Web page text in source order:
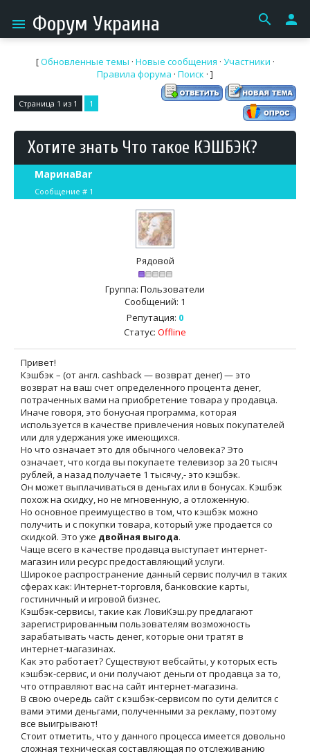
menu Форум Украина search person
[Обновленные темы · Новые сообщения · Участники ·
Правила форума · Поиск · ]
Страница 1 из 1 1
Хотите знать Что такое КЭШБЭК?
МаринаBar
Сообщение # 1
Рядовой
Группа: Пользователи
Сообщений: 1
Репутация: 0
Статус: Offline
Привет!
Кэшбэк – (от англ. cashback — возврат денег) — это
возврат на ваш счет определенного процента денег,
потраченных вами на приобретение товара у продавца.
Иначе говоря, это бонусная программа, которая
используется в качестве привлечения новых покупателей
или для удержания уже имеющихся.
Но что означает это для обычного человека? Это
означает, что когда вы покупаете телевизор за 20 тысяч
рублей, а назад получаете 1 тысячу,- это кэшбэк.
Он может выплачиваться в деньгах или в бонусах. Кэшбэк
похож на скидку, но не мгновенную, а отложенную.
Но основное преимущество в том, что кэшбэк можно
получить и с покупки товара, который уже продается со
скидкой. Это уже двойная выгода.
Чаще всего в качестве продавца выступает интернет-
магазин или ресурс предоставляющий услуги.
Широкое распространение данный сервис получил в таких
сферах как: Интернет-торговля, банковские карты,
гостиничный и игровой бизнес.
Кэшбэк-сервисы, такие как ЛовиКэш.ру предлагают
зарегистрированным пользователям возможность
зарабатывать часть денег, которые они тратят в
интернет-магазинах.
Как это работает? Существуют вебсайты, у которых есть
кэшбэк-сервис, и они получают деньги от продавца за то,
что отправляют вас на сайт интернет-магазина.
В свою очередь сайт с кэшбэк-сервисом по сути делится с
вами этими деньгами, полученными за рекламу, поэтому
все выигрывают!
Стоит отметить, что у данного процесса имеется довольно
сложная техническая составляющая по отслеживанию